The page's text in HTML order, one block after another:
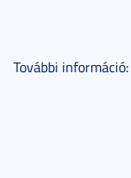
További információ: